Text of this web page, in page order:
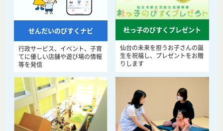
せんだいのびすくナビ
行政サービス、イベント、子育
てに優しい店舗や遊び場の情報
等を発信
杜っ子のびすくプレゼント
仙台の未来を担うお子さんの誕
生を祝福し、プレゼントをお贈
りします